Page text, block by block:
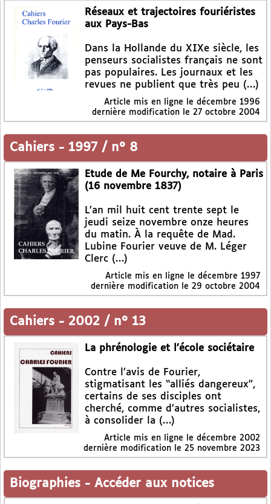
Réseaux et trajectoires fouriéristes
aux Pays-Bas
Dans la Hollande du XIXe siècle, les
penseurs socialistes français ne sont
pas populaires. Les journaux et les
revues ne publient que très peu (…)
Article mis en ligne le décembre 1996
dernière modification le 27 octobre 2004
Cahiers - 1997 / n° 8
Etude de Me Fourchy, notaire à Paris
(16 novembre 1837)
L’an mil huit cent trente sept le
jeudi seize novembre onze heures
du matin. À la requête de Mad.
Lubine Fourier veuve de M. Léger
Clerc (…)
Article mis en ligne le décembre 1997
dernière modification le 29 octobre 2004
Cahiers - 2002 / n° 13
La phrénologie et l’école sociétaire
Contre l’avis de Fourier,
stigmatisant les “alliés dangereux”,
certains de ses disciples ont
cherché, comme d’autres socialistes,
à consolider la (…)
Article mis en ligne le décembre 2002
dernière modification le 25 novembre 2023
Biographies - Accéder aux notices